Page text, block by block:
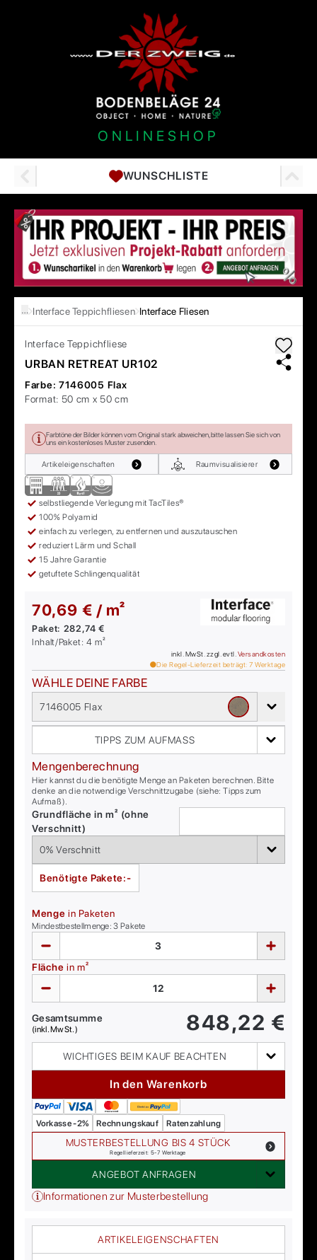
ONLINESHOP
WUNSCHLISTE
… Interface Teppichfliesen Interface Fliesen
Interface Teppichfliese
URBAN RETREAT UR102
Farbe: 7146005 Flax
Format: 50 cm x 50 cm
Farbtöne der Bilder können vom Original stark abweichen, bitte lassen Sie sich von
uns ein kostenloses Muster zusenden.
Artikeleigenschaften Raumvisualisierer
selbstliegende Verlegung mit TacTiles®
100% Polyamid
einfach zu verlegen, zu entfernen und auszutauschen
reduziert Lärm und Schall
15 Jahre Garantie
getuftete Schlingenqualität
70,69 € / m²
Paket: 282,74 €
Inhalt/Paket:4 m²
inkl. MwSt. zzgl. evtl. Versandkosten
Die Regel-Lieferzeit beträgt: 7 Werktage
WÄHLE DEINE FARBE
7146005 Flax
TIPPS ZUM AUFMASS
Mengenberechnung
Hier kannst du die benötigte Menge an Paketen berechnen. Bitte
denke an die notwendige Verschnittzugabe (siehe: Tipps zum
Aufmaß).
Grundfläche in m² (ohne
Verschnitt)
Benötigte Pakete:-
Menge in Paketen
Mindestbestellmenge:3 Pakete
Fläche in m²
Gesamtsumme
(inkl. MwSt.) 848,22 €
WICHTIGES BEIM KAUF BEACHTEN
In den Warenkorb
Vorkasse -2% Rechnungskauf Ratenzahlung
MUSTERBESTELLUNG BIS 4 STÜCK
Regellieferzeit: 5-7 Werktage
ANGEBOT ANFRAGEN
Informationen zur Musterbestellung
ARTIKELEIGENSCHAFTEN